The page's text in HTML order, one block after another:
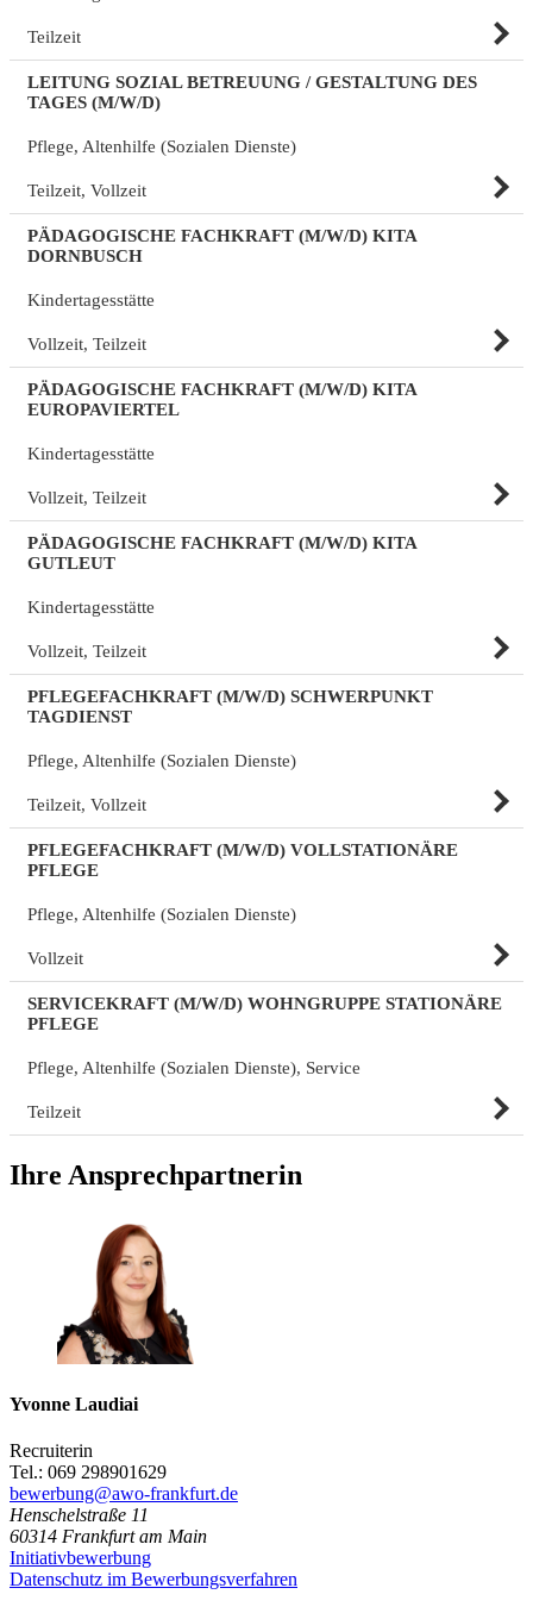
Teilzeit
LEITUNG SOZIAL BETREUUNG / GESTALTUNG DES
TAGES (M/W/D)
Pflege, Altenhilfe (Sozialen Dienste)
Teilzeit, Vollzeit
PÄDAGOGISCHE FACHKRAFT (M/W/D) KITA
DORNBUSCH
Kindertagesstätte
Vollzeit, Teilzeit
PÄDAGOGISCHE FACHKRAFT (M/W/D) KITA
EUROPAVIERTEL
Kindertagesstätte
Vollzeit, Teilzeit
PÄDAGOGISCHE FACHKRAFT (M/W/D) KITA
GUTLEUT
Kindertagesstätte
Vollzeit, Teilzeit
PFLEGEFACHKRAFT (M/W/D) SCHWERPUNKT
TAGDIENST
Pflege, Altenhilfe (Sozialen Dienste)
Teilzeit, Vollzeit
PFLEGEFACHKRAFT (M/W/D) VOLLSTATIONÄRE
PFLEGE
Pflege, Altenhilfe (Sozialen Dienste)
Vollzeit
SERVICEKRAFT (M/W/D) WOHNGRUPPE STATIONÄRE
PFLEGE
Pflege, Altenhilfe (Sozialen Dienste), Service
Teilzeit
Ihre Ansprechpartnerin
Yvonne Laudiai
Recruiterin
Tel.: 069 298901629
bewerbung@awo-frankfurt.de
Henschelstraße 11
60314 Frankfurt am Main
Initiativbewerbung
Datenschutz im Bewerbungsverfahren